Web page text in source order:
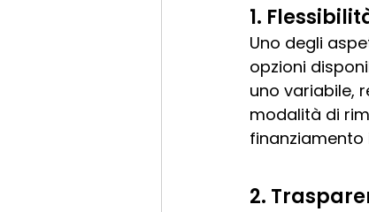
1.
Uno degli
opzioni
uno variabile,
modalità di
finanziamento
2.